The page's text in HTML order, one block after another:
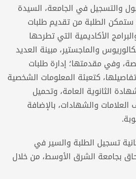
والتسجيل في الجامعة، السيدة
ستمكن الطلبة من تقديم طلبات
الأكاديمية التي تطرحها
والماجستير، مبينة العديد
وفي مقدمتها؛ إدارة طلبات
تفاصيلها، كتعبئة المعلومات الشخصية
الثانوية العامة، وتحميل
العلامات والشهادات، بالإضافة
تسجيل الطلبة والسير في
بجامعة الشرق الأوسط، من خلال